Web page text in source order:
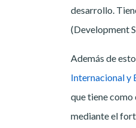
desarrollo.
(Development
Además de
Internacional y
que tiene
mediante el